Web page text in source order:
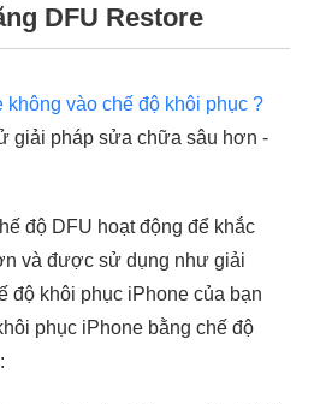
DFU Restore
không vào chế độ khôi phục ?
giải pháp sửa chữa sâu hơn -
độ DFU hoạt động để khắc
và được sử dụng như giải
độ khôi phục iPhone của bạn
phục iPhone bằng chế độ